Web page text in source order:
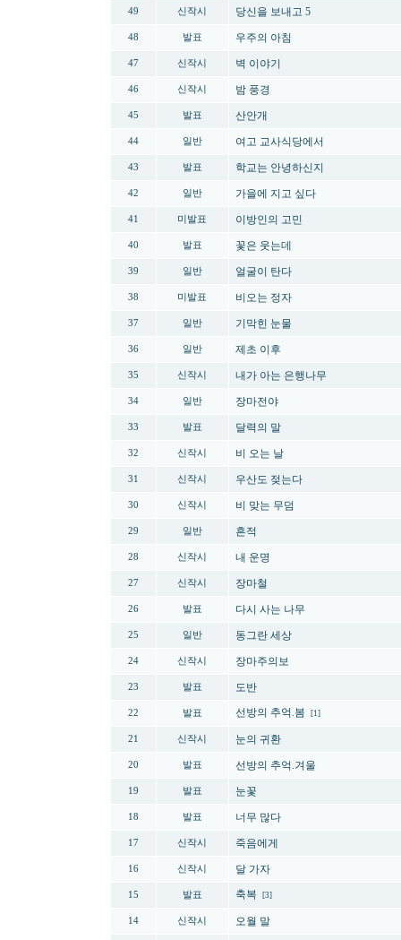
49 신작시 당신을 보내고 5
48 발표 우주의 아침
47 신작시 벽 이야기
46 신작시 밤 풍경
45 발표 산안개
44 일반 여고 교사식당에서
43 발표 학교는 안녕하신지
42 일반 가을에 지고 싶다
41 미발표 이방인의 고민
40 발표 꽃은 웃는데
39 일반 얼굴이 탄다
38 미발표 비오는 정자
37 일반 기막힌 눈물
36 일반 제초 이후
35 신작시 내가 아는 은행나무
34 일반 장마전야
33 발표 달력의 말
32 신작시 비 오는 날
31 신작시 우산도 젖는다
30 신작시 비 맞는 무덤
29 일반 흔적
28 신작시 내 운명
27 신작시 장마철
26 발표 다시 사는 나무
25 일반 동그란 세상
24 신작시 장마주의보
23 발표 도반
22 발표 선방의 추억.봄 [1]
21 신작시 눈의 귀환
20 발표 선방의 추억.겨울
19 발표 눈꽃
18 발표 너무 많다
17 신작시 죽음에게
16 신작시 달 가자
15 발표 축복 [3]
14 신작시 오월 말